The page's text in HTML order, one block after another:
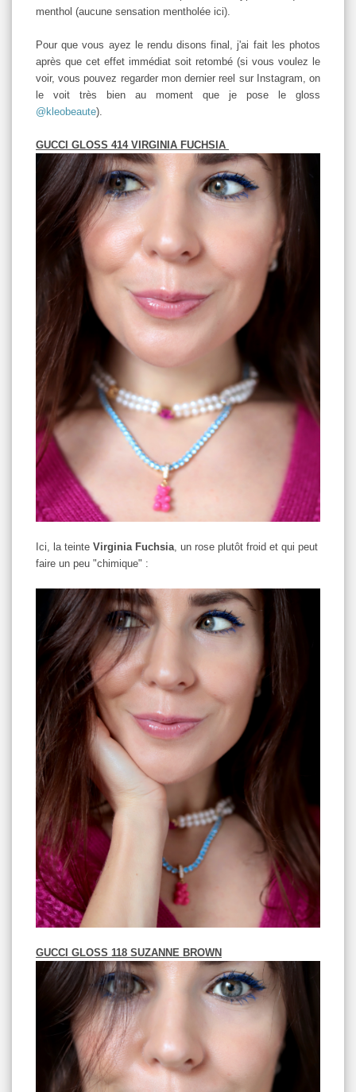
menthol (aucune sensation mentholée ici).
Pour que vous ayez le rendu disons final, j'ai fait les photos
après que cet effet immédiat soit retombé (si vous voulez le
voir, vous pouvez regarder mon dernier reel sur Instagram, on
le voit très bien au moment que je pose le gloss
@kleobeaute).
GUCCI GLOSS 414 VIRGINIA FUCHSIA
Ici, la teinte Virginia Fuchsia , un rose plutôt froid et qui peut
faire un peu "chimique" :
GUCCI GLOSS 118 SUZANNE BROWN